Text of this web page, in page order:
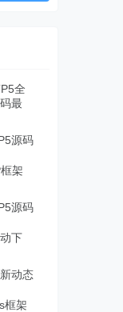
全
最
源码
架
源码
下
动态
框架